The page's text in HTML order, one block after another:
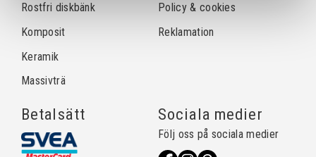
Rostfri diskbänk
Komposit
Keramik
Massivträ
Policy & cookies
Reklamation
Betalsätt Sociala medier
Följ oss på sociala medier